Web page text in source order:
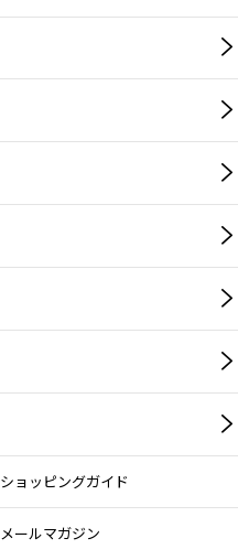
ショッピングガイド
メールマガジン